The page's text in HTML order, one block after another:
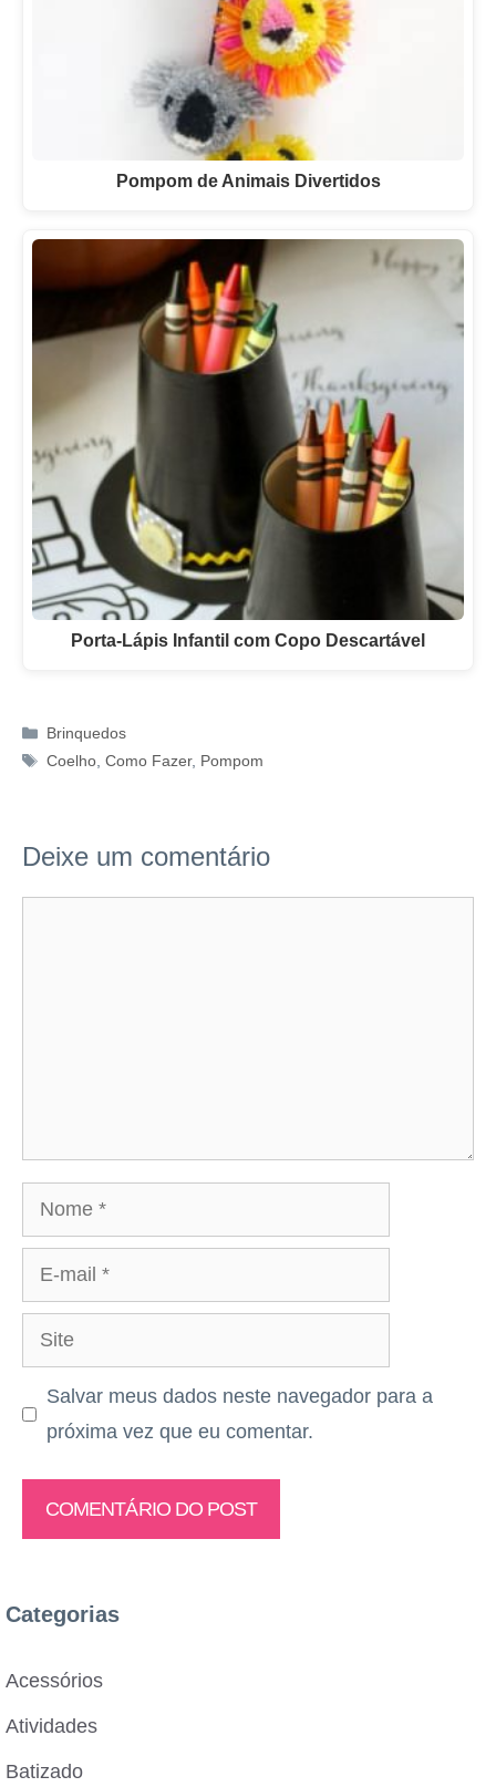
Pompom de Animais Divertidos
Porta-Lápis Infantil com Copo Descartável
Categorias
Brinquedos
Tags
Coelho,Como Fazer, Pompom
Deixe um comentário
Nome
mail
Site
Salvar meus dados neste navegador para a
próxima vez que eu comentar.
Categorias
Acessórios
Atividades
Batizado